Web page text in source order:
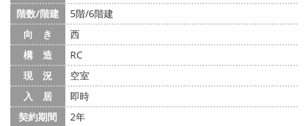
階数/階建
5階/6階建
向 き
西
構 造
RC
現 況
空室
入 居
即時
契約期間
2年